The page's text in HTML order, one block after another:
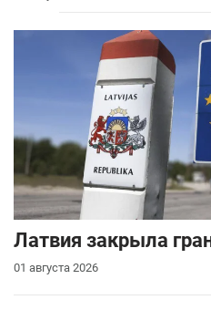
Латвия закрыла
01 августа 2026